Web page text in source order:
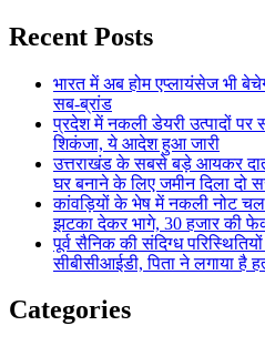
Recent Posts
भारत में अब होम एप्लायंसेज भी
सब-ब्रांड
प्रदेश में नकली डेयरी उत्पादों पर
शिकंजा, ये आदेश हुआ जारी
उत्तराखंड के सबसे बड़े आयकर
घर बनाने के लिए जमीन दिला दो
कांवड़ियों के भेष में नकली नोट
झटका देकर भागे, 30 हजार की
पूर्व सैनिक की संदिग्ध
सीबीसीआईडी, पिता ने लगाया है
Categories